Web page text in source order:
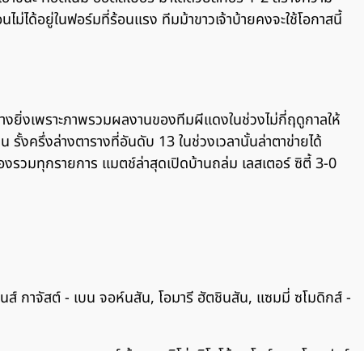
ม่ได้อยู่ในฟอร์มที่ร้อนแรง ทีมม้าขาวเจ้าบ้ายคงจะใช้โอกาสนี้
ยิ่งเพราะภาพรวมผลงานของทีมผีแดงในช่วงไม่กี่ฤดูกาลให้
งครึ่งล่างตารางที่อันดับ 13 ในช่วงเวลานั้นล่าตาข่ายได้
รวมทุกรายการ แมตช์ล่าสุดเปิดบ้านถล่ม เลสเตอร์ ซิตี้ 3-0
นส์ กาจัสต์ - เบน จอห์นสัน, โอมารี ฮัตชินสัน, แซมมี่ ซโมดิกส์ -